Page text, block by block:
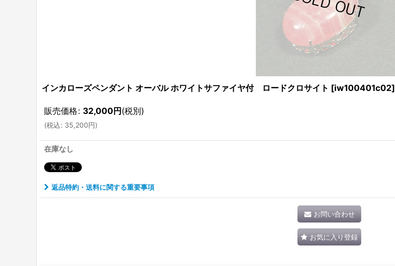
インカローズペンダント オーバル ホワイトサファイヤ付 ロードクロサイト [iw100401c02]
販売価格: 32,000円(税別)
(税込: 35,200円)
在庫なし
返品特約・送料に関する重要事項
お問い合わせ
お気に入り登録